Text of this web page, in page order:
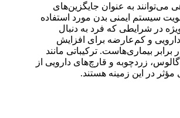
می‌توانند به عنوان جایگزین‌های
سیستم ایمنی بدن مورد استفاده
در شرایطی که فرد به دنبال
و کم‌عارضه برای افزایش
بیماری‌هاست. ترکیباتی مانند
زردچوبه و قارچ‌های دارویی از
مؤثر در این زمینه هستند.